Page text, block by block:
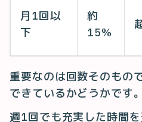
月1回以
下
約
15%
重要なのは回数そのもの
できているかどうかです。
週1回でも充実した時間